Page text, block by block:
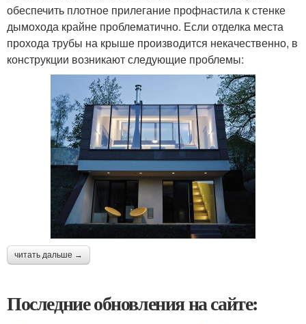
обеспечить плотное прилегание профнастила к стенке
дымохода крайне проблематично. Если отделка места
прохода трубы на крыше производится некачественно, в
конструкции возникают следующие проблемы:
читать дальше →
Последние обновления на сайте: